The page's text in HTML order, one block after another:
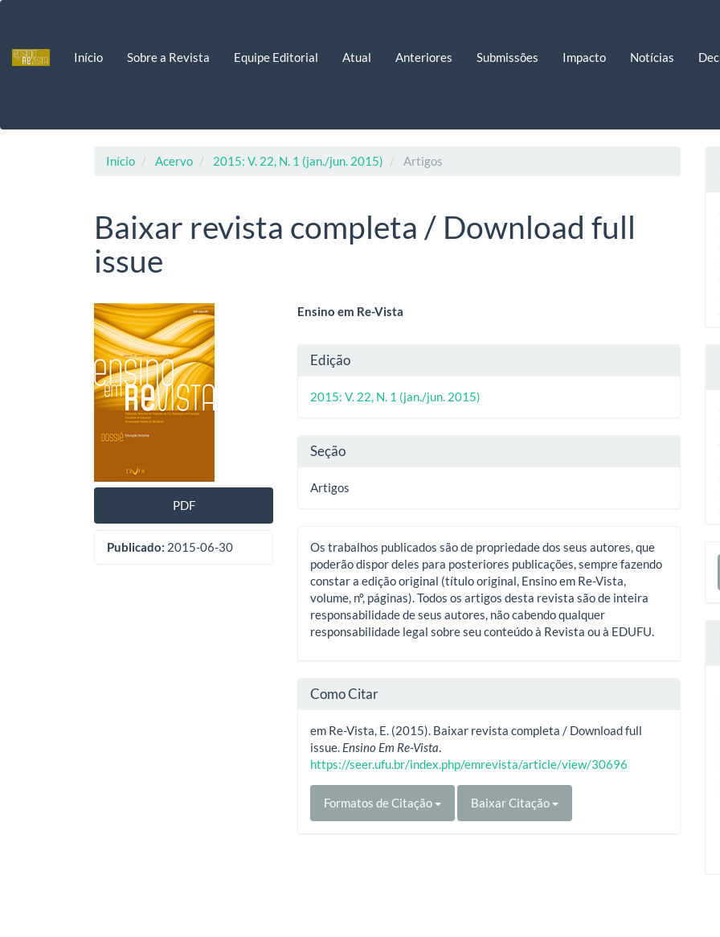
principalInício Sobre a Revista Equipe Editorial Atual Anteriores Submissões Impacto Notícias
Início Acervo 2015: V. 22, N. 1 (jan./jun. 2015) Artigos
Baixar revista completa / Download full
issue
Barra
lateral
de
artigos
PDF
Publicado: 2015-06-30
Conteúdo
artigo
principal
Ensino em Re-Vista
Detalhes
do
Edição
2015: V. 22, N. 1 (jan./jun. 2015)
Seção
Artigos
Os trabalhos publicados são de propriedade dos seus autores, que
poderão dispor deles para posteriores publicações, sempre fazendo
constar a edição original (título original, Ensino em Re-Vista,
volume, nº, páginas). Todos os artigos desta revista são de inteira
responsabilidade de seus autores, não cabendo qualquer
responsabilidade legal sobre seu conteúdo à Revista ou à EDUFU.
Como Citar
em Re-Vista, E. (2015). Baixar revista completa / Download full
issue. Ensino Em Re-Vista.
https://seer.ufu.br/index.php/emrevista/article/view/30696
Formatos de Citação Baixar Citação